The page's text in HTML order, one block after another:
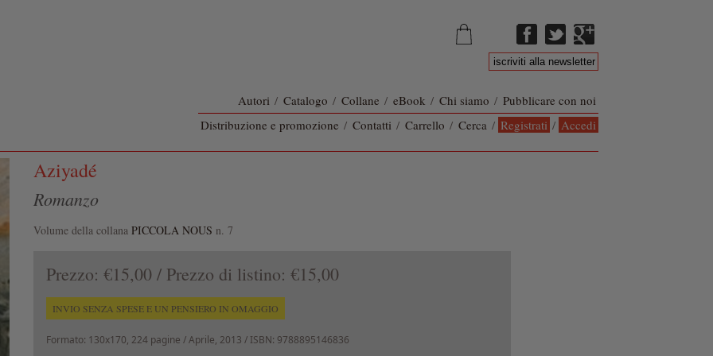
Autori / Catalogo / Collane / eBook / Chi siamo / Pubblicare con noi
Distribuzione e promozione / Contatti / Carrello / Cerca / Registrati / Accedi
Aziyadé
Romanzo
Volume della collana PICCOLA NOUS n. 7
Prezzo: €15,00 / Prezzo di listino: €15,00
INVIO SENZA SPESE E UN PENSIERO IN OMAGGIO
Formato: 130x170, 224 pagine /Aprile, 2013 / ISBN: 9788895146836